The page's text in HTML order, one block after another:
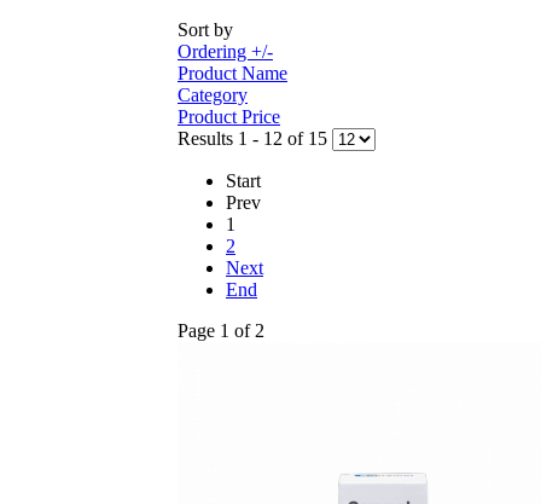
Sort by
Ordering +/-
Product Name
Category
Product Price
Results 1 - 12 of 15
Start
Prev
1
2
Next
End
Page 1 of 2